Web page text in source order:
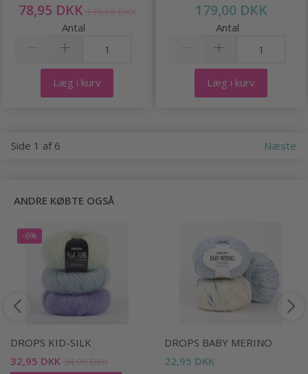
78,95 DKK 139,00 DKK
Antal
Læg i kurv
179,00 DKK
Antal
Læg i kurv
Side 1 af 6 Næste
ANDRE KØBTE OGSÅ
-6%
DROPS KID-SILK
32,95 DKK 34,95 DKK
DROPS BABY MERINO
22,95 DKK